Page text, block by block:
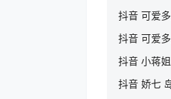
抖音 可爱
抖音 可爱
抖音 小蒋
抖音 娇七